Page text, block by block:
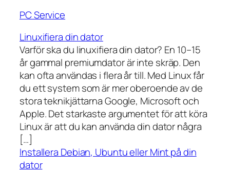
PC Service
Linuxifiera din dator
Varför ska du linuxifiera din dator? En 10–15
år gammal premiumdator är inte skräp. Den
kan ofta användas i flera år till. Med Linux får
du ett system som är mer oberoende av de
stora teknikjättarna Google, Microsoft och
Apple. Det starkaste argumentet för att köra
Linux är att du kan använda din dator några
[…]
Installera Debian, Ubuntu eller Mint på din
dator